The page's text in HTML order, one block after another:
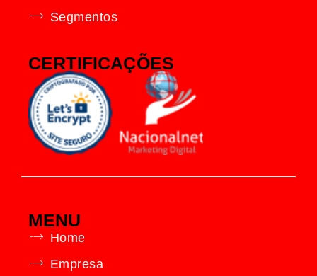
Segmentos
CERTIFICAÇÕES
MENU
Home
Empresa